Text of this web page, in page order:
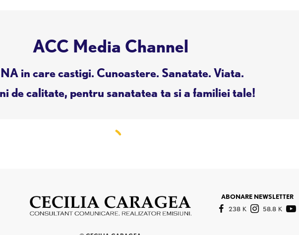
ACC Media Channel
in care castigi. Cunoastere. Sanatate. Viata.
de calitate, pentru sanatatea ta si a familiei tale!
ABONARE NEWSLETTER
238 K
58.8 K